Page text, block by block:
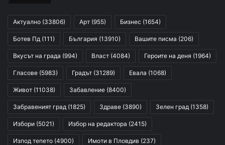
Актуално (33806) Арт (955) Бизнес (1654)
Ботев Пд (111) България (13910) Вашите писма (206)
Вкусът на града (994) Власт (4084) Героите на деня (1964)
Гласове (5983) Градът (31289) Евала (1068)
Живот (11038) Забавление (8400)
Забравеният град (1825) Здраве (3890) Зелен град (1358)
Избори (5021) Избор на редактора (2415)
Изпод тепето (4900) Имоти в Пловдив (237)